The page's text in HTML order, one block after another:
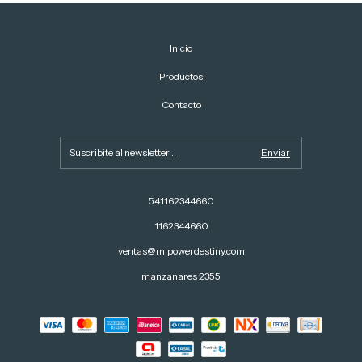
Inicio
Productos
Contacto
541162344660
1162344660
ventas@mipowerdestiny.com
manzanares 2355